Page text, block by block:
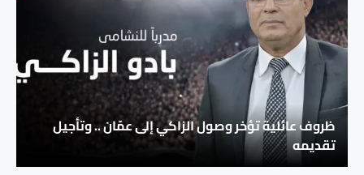
ظروف عائلية تؤخر وصول الزاكي إلى عمّان .. وتأجيل
تقديمه